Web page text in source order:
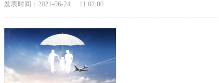
发表时间： 2021-06-24 11:02:00